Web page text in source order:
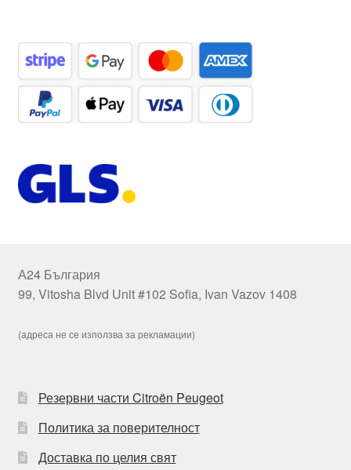
А24 България
99, Vitosha Blvd Unit #102 Sofia, Ivan Vazov 1408
(адреса не се използва за рекламации)
Резервни части Citroën Peugeot
Политика за поверителност
Доставка по целия свят